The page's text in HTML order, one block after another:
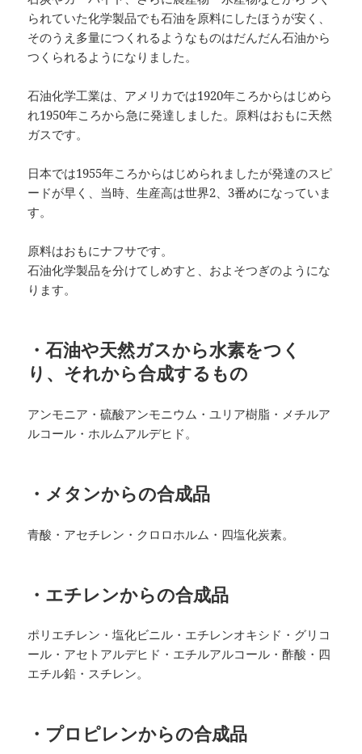
られていた化学製品でも石油を原料にしたほうが安く、
そのうえ多量につくれるようなものはだんだん石油から
つくられるようになりました。
石油化学工業は、アメリカでは1920年ころからはじめら
れ1950年ころから急に発達しました。原料はおもに天然
ガスです。
日本では1955年ころからはじめられましたが発達のスピ
ードが早く、当時、生産高は世界2、3番めになっていま
す。
原料はおもにナフサです。
石油化学製品を分けてしめすと、およそつぎのようにな
ります。
・石油や天然ガスから水素をつく
り、それから合成するもの
アンモニア・硫酸アンモニウム・ユリア樹脂・メチルア
ルコール・ホルムアルデヒド。
・メタンからの合成品
青酸・アセチレン・クロロホルム・四塩化炭素。
・エチレンからの合成品
ポリエチレン・塩化ビニル・エチレンオキシド・グリコ
ール・アセトアルデヒド・エチルアルコール・酢酸・四
エチル鉛・スチレン。
・プロピレンからの合成品